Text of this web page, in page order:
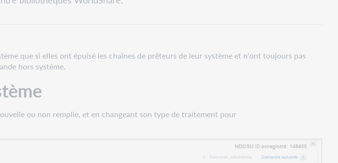
que si elles ont épuisé les chaînes de prêteurs de leur système et n'ont toujours pas
hors système.
ou non remplie, et en changeant son type de traitement pour